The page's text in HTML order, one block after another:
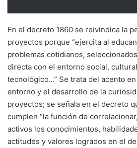
En el decreto 1860 se reivindica la
proyectos porque “ejercita al
problemas cotidianos,
directa con el entorno social,
tecnológico…” Se trata del acento
entorno y el desarrollo de la
proyectos; se señala en el decreto
cumplen “la función de
activos los conocimientos,
actitudes y valores logrados en el